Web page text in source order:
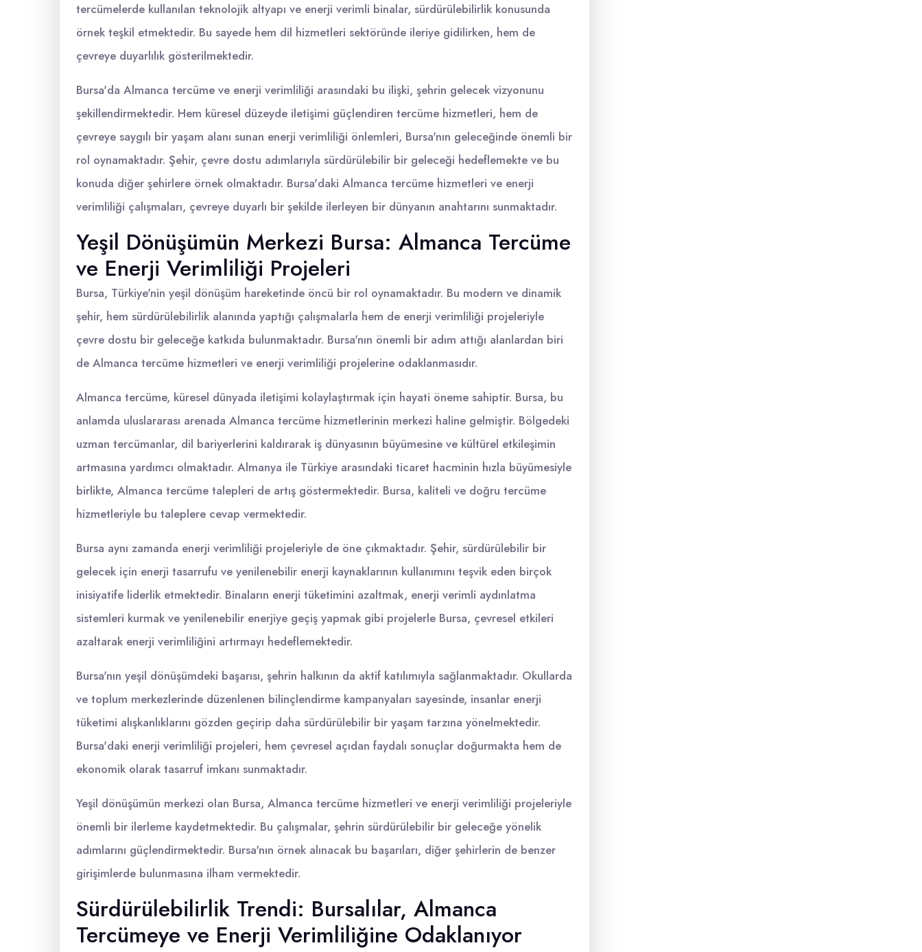
tercümelerde kullanılan teknolojik altyapı ve enerji verimli binalar, sürdürülebilirlik konusunda
örnek teşkil etmektedir. Bu sayede hem dil hizmetleri sektöründe ileriye gidilirken, hem de
çevreye duyarlılık gösterilmektedir.
Bursa'da Almanca tercüme ve enerji verimliliği arasındaki bu ilişki, şehrin gelecek vizyonunu
şekillendirmektedir. Hem küresel düzeyde iletişimi güçlendiren tercüme hizmetleri, hem de
çevreye saygılı bir yaşam alanı sunan enerji verimliliği önlemleri, Bursa'nın geleceğinde önemli bir
rol oynamaktadır. Şehir, çevre dostu adımlarıyla sürdürülebilir bir geleceği hedeflemekte ve bu
konuda diğer şehirlere örnek olmaktadır. Bursa'daki Almanca tercüme hizmetleri ve enerji
verimliliği çalışmaları, çevreye duyarlı bir şekilde ilerleyen bir dünyanın anahtarını sunmaktadır.
Yeşil Dönüşümün Merkezi Bursa: Almanca Tercüme
ve Enerji Verimliliği Projeleri
Bursa, Türkiye'nin yeşil dönüşüm hareketinde öncü bir rol oynamaktadır. Bu modern ve dinamik
şehir, hem sürdürülebilirlik alanında yaptığı çalışmalarla hem de enerji verimliliği projeleriyle
çevre dostu bir geleceğe katkıda bulunmaktadır. Bursa'nın önemli bir adım attığı alanlardan biri
de Almanca tercüme hizmetleri ve enerji verimliliği projelerine odaklanmasıdır.
Almanca tercüme, küresel dünyada iletişimi kolaylaştırmak için hayati öneme sahiptir. Bursa, bu
anlamda uluslararası arenada Almanca tercüme hizmetlerinin merkezi haline gelmiştir. Bölgedeki
uzman tercümanlar, dil bariyerlerini kaldırarak iş dünyasının büyümesine ve kültürel etkileşimin
artmasına yardımcı olmaktadır. Almanya ile Türkiye arasındaki ticaret hacminin hızla büyümesiyle
birlikte, Almanca tercüme talepleri de artış göstermektedir. Bursa, kaliteli ve doğru tercüme
hizmetleriyle bu taleplere cevap vermektedir.
Bursa aynı zamanda enerji verimliliği projeleriyle de öne çıkmaktadır. Şehir, sürdürülebilir bir
gelecek için enerji tasarrufu ve yenilenebilir enerji kaynaklarının kullanımını teşvik eden birçok
inisiyatife liderlik etmektedir. Binaların enerji tüketimini azaltmak, enerji verimli aydınlatma
sistemleri kurmak ve yenilenebilir enerjiye geçiş yapmak gibi projelerle Bursa, çevresel etkileri
azaltarak enerji verimliliğini artırmayı hedeflemektedir.
Bursa'nın yeşil dönüşümdeki başarısı, şehrin halkının da aktif katılımıyla sağlanmaktadır. Okullarda
ve toplum merkezlerinde düzenlenen bilinçlendirme kampanyaları sayesinde, insanlar enerji
tüketimi alışkanlıklarını gözden geçirip daha sürdürülebilir bir yaşam tarzına yönelmektedir.
Bursa'daki enerji verimliliği projeleri, hem çevresel açıdan faydalı sonuçlar doğurmakta hem de
ekonomik olarak tasarruf imkanı sunmaktadır.
Yeşil dönüşümün merkezi olan Bursa, Almanca tercüme hizmetleri ve enerji verimliliği projeleriyle
önemli bir ilerleme kaydetmektedir. Bu çalışmalar, şehrin sürdürülebilir bir geleceğe yönelik
adımlarını güçlendirmektedir. Bursa'nın örnek alınacak bu başarıları, diğer şehirlerin de benzer
girişimlerde bulunmasına ilham vermektedir.
Sürdürülebilirlik Trendi: Bursalılar, Almanca
Tercümeye ve Enerji Verimliliğine Odaklanıyor